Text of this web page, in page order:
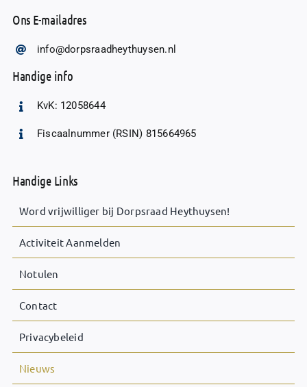
Ons E-mailadres
info@dorpsraadheythuysen.nl
Handige info
KvK: 12058644
Fiscaalnummer (RSIN) 815664965
Handige Links
Word vrijwilliger bij Dorpsraad Heythuysen!
Activiteit Aanmelden
Notulen
Contact
Privacybeleid
Nieuws